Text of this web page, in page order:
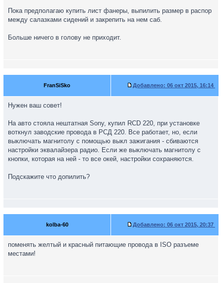
Пока предполагаю купить лист фанеры, выпилить размер в распор
между салазками сидений и закрепить на нем саб.
Больше ничего в голову не приходит.
FranSiSko Добавлено: 06 окт 2015, 16:14
Нужен ваш совет!
На авто стояла нештатная Sony, купил RCD 220, при установке
воткнул заводские провода в РСД 220. Все работает, но, если
выключать магнитолу с помощью выкл зажигания - сбиваются
настройки эквалайзера радио. Если же выключать магнитолу с
кнопки, которая на ней - то все окей, настройки сохраняются.
Подскажите что допилить?
kolba-60 Добавлено: 06 окт 2015, 20:37
поменять желтый и красный питающие провода в ISO разъеме
местами!